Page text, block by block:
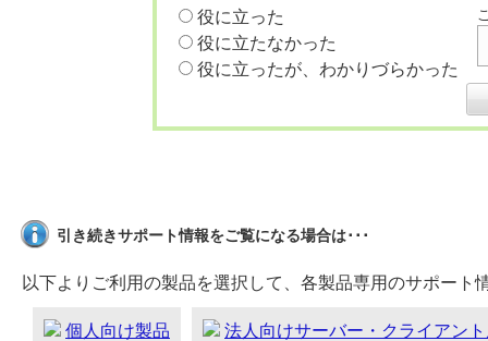
役に立った
役に立たなかった
役に立ったが、わかりづらかった
引き続きサポート情報をご覧になる場合は･･･
以下よりご利用の製品を選択して、各製品専用のサポート
個人向け製品 法人向けサーバー・クライアン